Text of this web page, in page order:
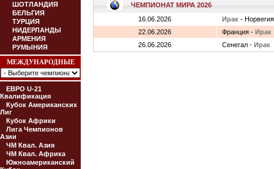
ШОТЛАНДИЯ
БЕЛЬГИЯ
ТУРЦИЯ
НИДЕРЛАНДЫ
АРМЕНИЯ
РУМЫНИЯ
МЕЖДУНАРОДНЫЕ
ЕВРО U-21
Квалификация
Кубок Американских
Лиг
Кубок Африки
Лига Чемпионов
Азии
ЧМ Квал. Азия
ЧМ Квал. Африка
Южноамериканский
ЧЕМПИОНАТ МИРА 2026
16.06.2026
Ирак - Норвегия
22.06.2026
Франция - Ирак
26.06.2026
Сенегал - Ирак